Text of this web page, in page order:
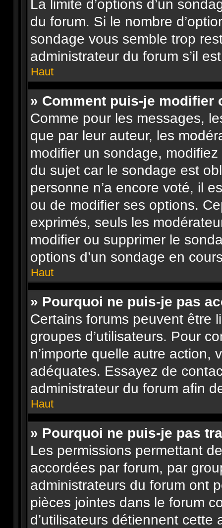
La limite d’options d’un
du forum. Si le nombre
sondage vous semble trop
administrateur du forum s’il
Haut
» Comment puis-je modifier
Comme pour les messages,
que par leur auteur, les
modifier un sondage,
du sujet car le sondage est
personne n’a encore voté, il
ou de modifier ses options.
exprimés, seuls les
modifier ou supprimer le
options d’un sondage en
Haut
» Pourquoi ne puis-je pas
Certains forums peuvent être
groupes d’utilisateurs. Pour
n’importe quelle autre action,
adéquates. Essayez de
administrateur du forum afin
Haut
» Pourquoi ne puis-je pas
Les permissions permettant
accordées par forum, par
administrateurs du forum ont
pièces jointes dans le forum
d’utilisateurs détiennent cette